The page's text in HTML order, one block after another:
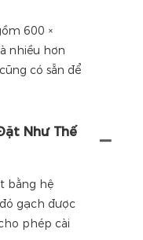
600 ×
nhiều hơn
có sẵn để
Như Thế
bằng hệ
gạch được
phép cài